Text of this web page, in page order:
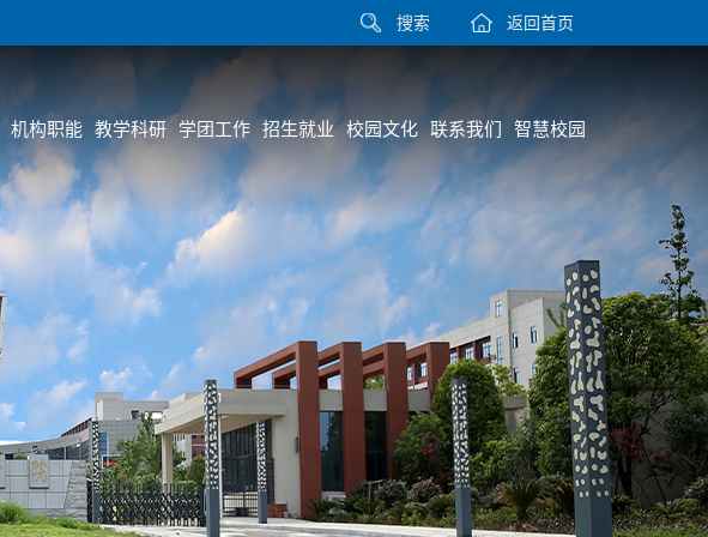
搜索 返回首页
机构职能 教学科研 学团工作 招生就业 校园文化 联系我们 智慧校园